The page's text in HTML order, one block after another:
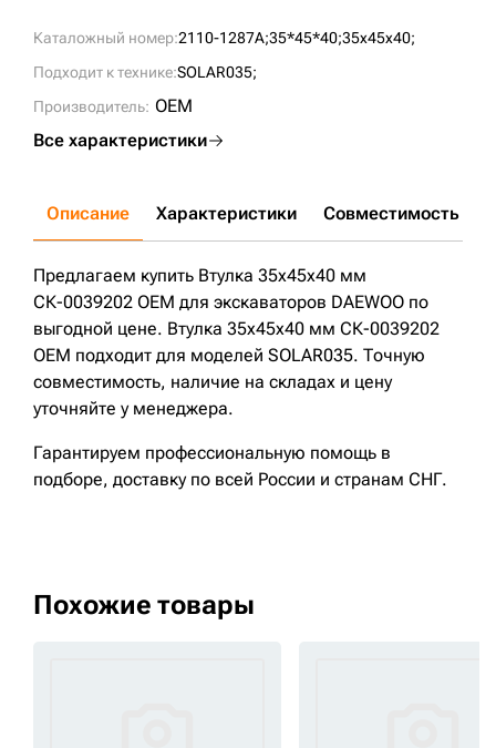
Каталожный номер:2110-1287A;35*45*40;35x45x40;
Подходит к технике:SOLAR035;
Производитель: OEM
Все характеристики
Описание Характеристики Совместимость
Предлагаем купить Втулка 35x45x40 мм
СК-0039202 OEM для экскаваторов DAEWOO по
выгодной цене. Втулка 35x45x40 мм СК-0039202
OEM подходит для моделей SOLAR035. Точную
совместимость, наличие на складах и цену
уточняйте у менеджера.
Гарантируем профессиональную помощь в
подборе, доставку по всей России и странам СНГ.
Похожие товары